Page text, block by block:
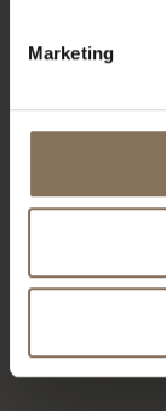
Marketing
VANAF€